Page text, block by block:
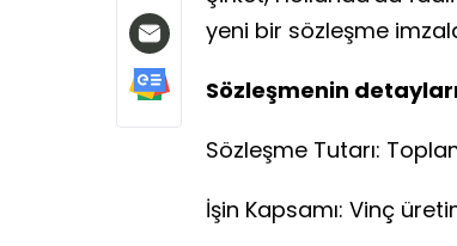
yeni bir sözleşme
Sözleşmenin
Sözleşme Tutarı:
İşin Kapsamı: Vinç